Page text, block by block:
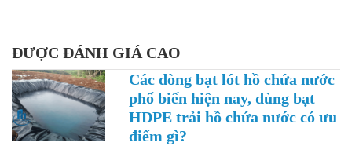
ĐƯỢC ĐÁNH GIÁ CAO
Các dòng bạt lót hồ chứa nước
phổ biến hiện nay, dùng bạt
HDPE trải hồ chứa nước có ưu
điểm gì?